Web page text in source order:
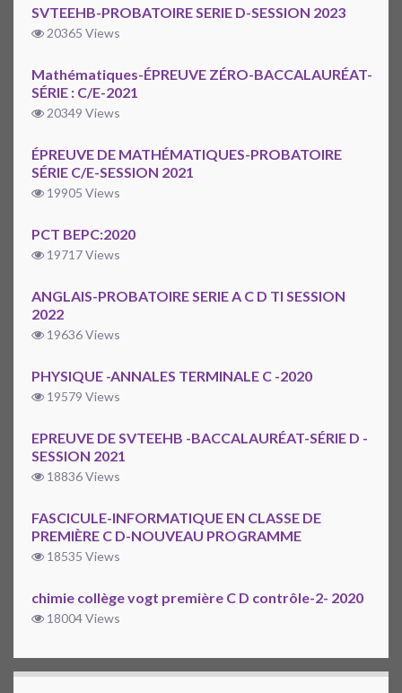
SVTEEHB-PROBATOIRE SERIE D-SESSION 2023
20365 Views
Mathématiques-ÉPREUVE ZÉRO-BACCALAURÉAT-
SÉRIE : C/E-2021
20349 Views
ÉPREUVE DE MATHÉMATIQUES-PROBATOIRE
SÉRIE C/E-SESSION 2021
19905 Views
PCT BEPC:2020
19717 Views
ANGLAIS-PROBATOIRE SERIE A C D TI SESSION
2022
19636 Views
PHYSIQUE -ANNALES TERMINALE C -2020
19579 Views
EPREUVE DE SVTEEHB -BACCALAURÉAT-SÉRIE D -
SESSION 2021
18836 Views
FASCICULE-INFORMATIQUE EN CLASSE DE
PREMIÈRE C D-NOUVEAU PROGRAMME
18535 Views
chimie collège vogt première C D contrôle-2- 2020
18004 Views